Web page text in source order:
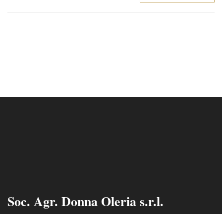
Soc. Agr. Donna Oleria s.r.l.